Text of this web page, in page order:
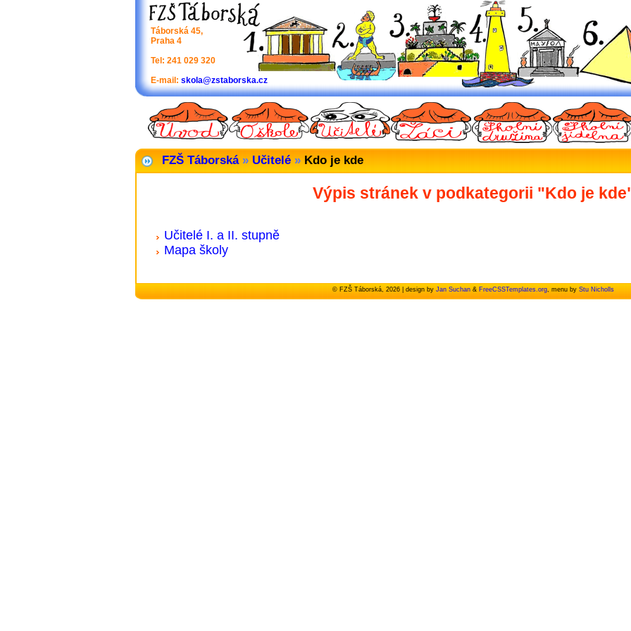
Táborská 45,
Praha 4
Tel: 241 029 320
E-mail: skola@zstaborska.cz
FZŠ Táborská » Učitelé » Kdo je kde
Výpis stránek v podkategorii "Kdo je
Učitelé I. a II. stupně
Mapa školy
© FZŠ Táborská, 2026 | design by Jan Suchan & FreeCSSTemplates.org , menu by Stu Nicholls